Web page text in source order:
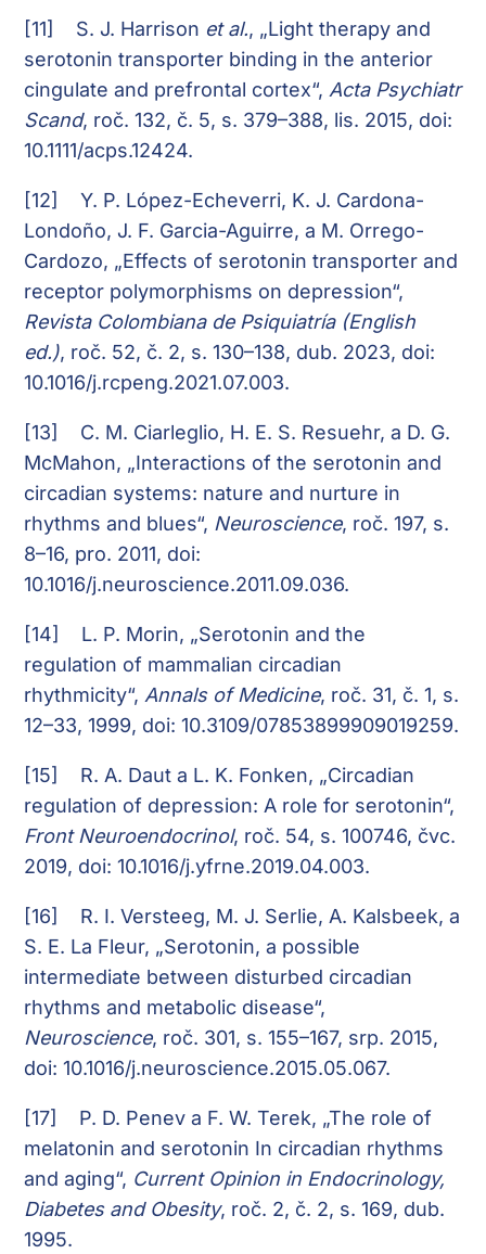
[11] S. J. Harrison et al., „Light therapy and
serotonin transporter binding in the anterior
cingulate and prefrontal cortex“,Acta Psychiatr
Scand, roč. 132, č. 5, s. 379–388, lis. 2015, doi:
10.1111/acps.12424.
[12]Y. P. López-Echeverri, K. J. Cardona-
Londoño, J. F. Garcia-Aguirre, a M. Orrego-
Cardozo, „Effects of serotonin transporter and
receptor polymorphisms on depression“,
Revista Colombiana de Psiquiatría (English
ed.), roč. 52, č. 2, s. 130–138, dub. 2023, doi:
10.1016/j.rcpeng.2021.07.003.
[13] C. M. Ciarleglio, H. E. S. Resuehr, a D. G.
McMahon, „Interactions of the serotonin and
circadian systems: nature and nurture in
rhythms and blues“, Neuroscience, roč. 197, s.
8–16, pro. 2011, doi:
10.1016/j.neuroscience.2011.09.036.
[14] L. P. Morin, „Serotonin and the
regulation of mammalian circadian
rhythmicity“,Annals of Medicine, roč. 31, č. 1, s.
12–33, 1999, doi: 10.3109/07853899909019259.
[15] R. A. Daut a L. K. Fonken, „Circadian
regulation of depression: A role for serotonin“,
Front Neuroendocrinol, roč. 54, s. 100746, čvc.
2019, doi: 10.1016/j.yfrne.2019.04.003.
[16] R. I. Versteeg, M. J. Serlie, A. Kalsbeek, a
S. E. La Fleur, „Serotonin, a possible
intermediate between disturbed circadian
rhythms and metabolic disease“,
Neuroscience, roč. 301, s. 155–167, srp. 2015,
doi: 10.1016/j.neuroscience.2015.05.067.
[17] P. D. Penev a F. W. Terek, „The role of
melatonin and serotonin In circadian rhythms
and aging“, Current Opinion in Endocrinology,
Diabetes and Obesity, roč. 2, č. 2, s. 169, dub.
1995.